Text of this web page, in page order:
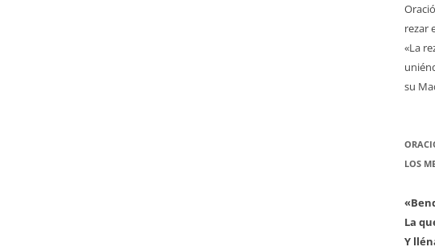
rezar
«La
su
LOS
La
Y